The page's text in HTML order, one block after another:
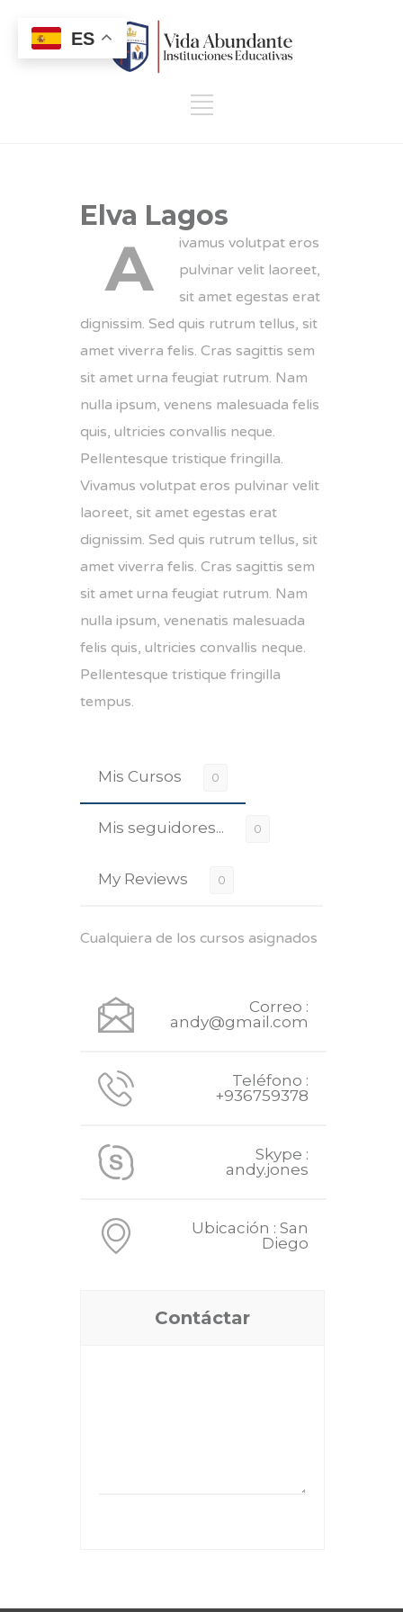
Elva Lagos
A
ivamus volutpat eros
pulvinar velit laoreet,
sit amet egestas erat
dignissim. Sed quis rutrum tellus, sit
amet viverra felis. Cras sagittis sem
sit amet urna feugiat rutrum. Nam
nulla ipsum, venens malesuada felis
quis, ultricies convallis neque.
Pellentesque tristique fringilla.
Vivamus volutpat eros pulvinar velit
laoreet, sit amet egestas erat
dignissim. Sed quis rutrum tellus, sit
amet viverra felis. Cras sagittis sem
sit amet urna feugiat rutrum. Nam
nulla ipsum, venenatis malesuada
felis quis, ultricies convallis neque.
Pellentesque tristique fringilla
tempus.
Mis Cursos 0
Mis seguidores... 0
My Reviews 0
Cualquiera de los cursos asignados
Correo :
andy@gmail.com
Teléfono :
+936759378
Skype :
andy.jones
Ubicación : San
Diego
Contáctar
ES